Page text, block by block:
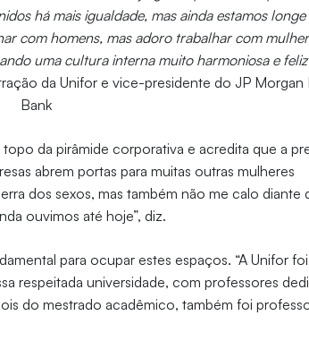
há mais igualdade, mas ainda estamos
com homens, mas adoro trabalhar com
uma cultura interna muito harmoniosa e
da Unifor e vice-presidente do JP Morgan
Bank
da pirâmide corporativa e acredita que a
abrem portas para muitas outras mulheres
dos sexos, mas também não me calo diante
ouvimos até hoje”, diz.
para ocupar estes espaços. “A Unifor
respeitada universidade, com professores
do mestrado acadêmico, também foi